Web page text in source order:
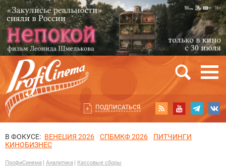
ПОДПИСАТЬСЯ
В ФОКУСЕ: ВЕНЕЦИЯ 2026 СПБМКФ 2026
ПИТЧИНГИ
КИНОБИЗНЕС
ПрофиСинема Аналитика Кассовые сборы